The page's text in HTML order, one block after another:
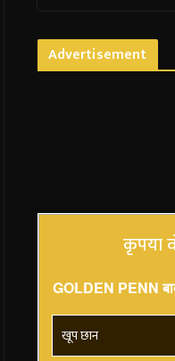
Advertisement
कृपया
GOLDEN PENN
खूप छान